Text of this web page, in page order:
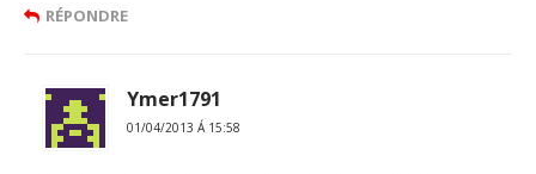
RÉPONDRE
Ymer1791
01/04/2013 Á 15:58